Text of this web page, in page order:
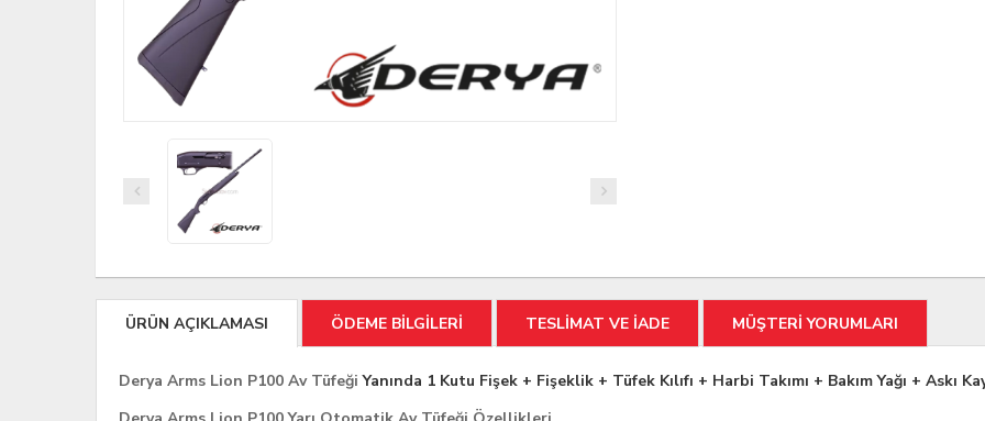
ÜRÜN AÇIKLAMASI ÖDEME BİLGİLERİ TESLİMAT VE İADE MÜŞTERİ YORUMLARI
Derya Arms Lion P100 Av Tüfeği Yanında 1 Kutu Fişek + Fişeklik + Tüfek Kılıfı + Harbi Takımı + Bakım Yağı +